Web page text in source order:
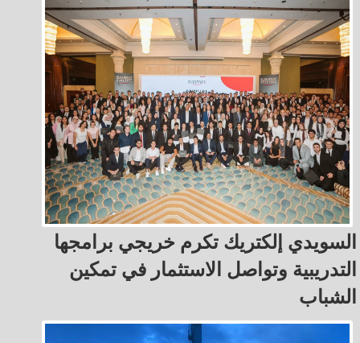
السويدي إلكتريك تكرم خريجي برامجها
التدريبية وتواصل الاستثمار في تمكين
الشباب